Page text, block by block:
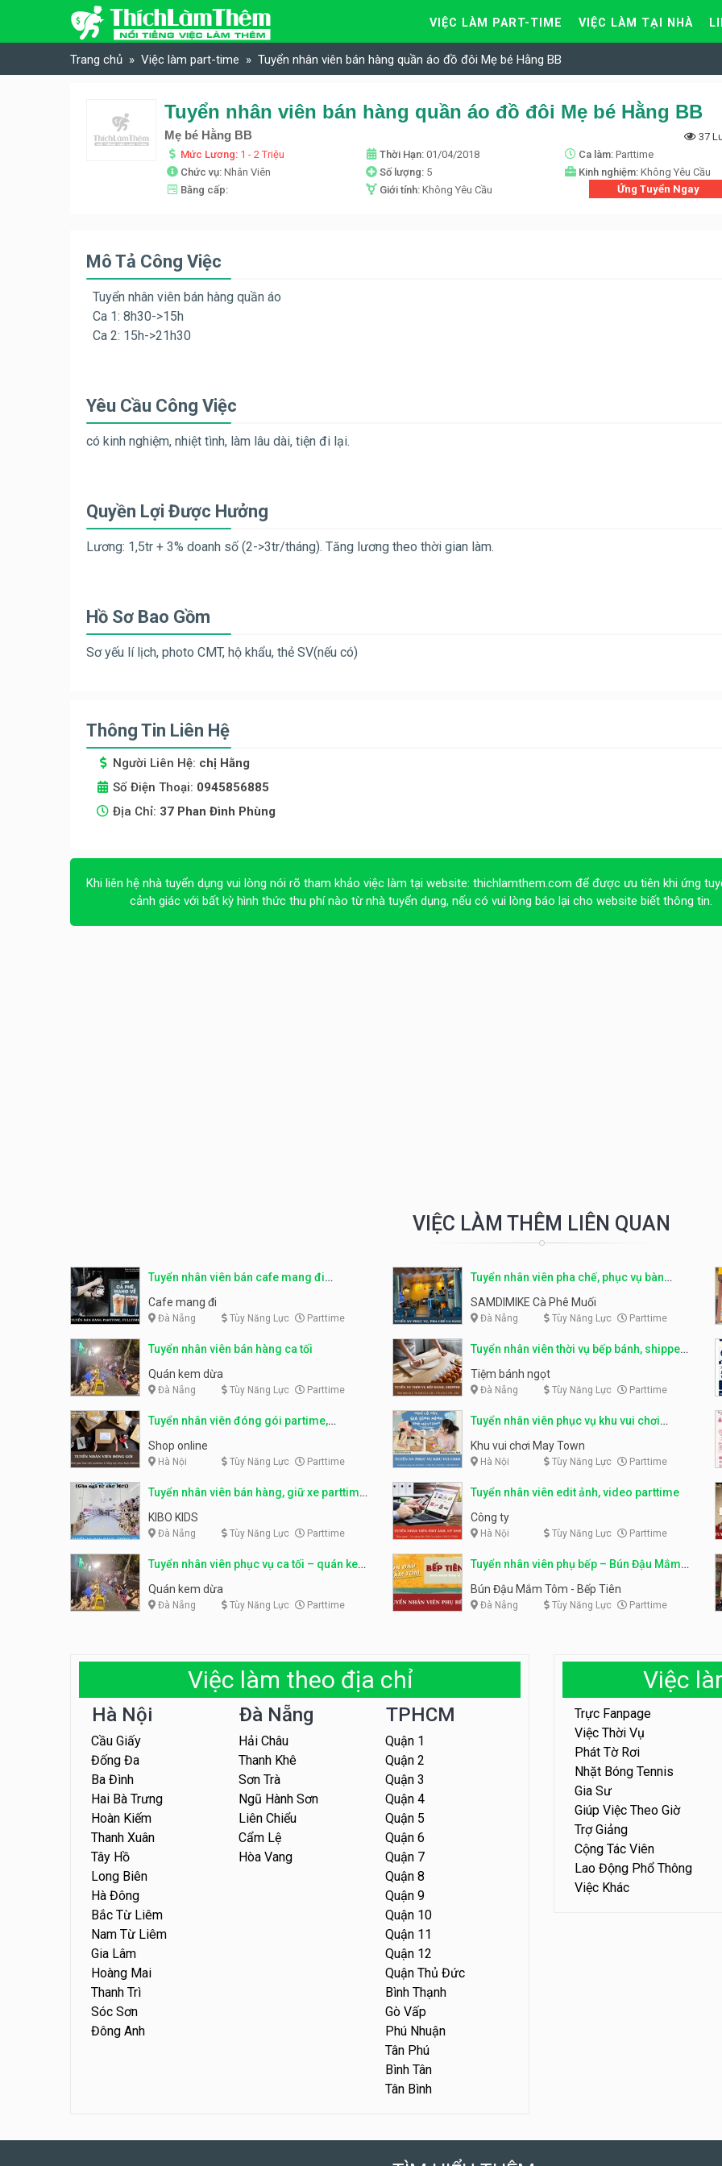
Skip to content
VIỆC LÀM PART-TIME VIỆC LÀM TẠI NHÀ
Trang chủ Việc làm part-time Tuyển nhân viên bán hàng quần áo đồ đôi Mẹ bé Hằng BB
Tuyển nhân viên bán hàng quần áo đồ đôi Mẹ bé Hằng BB
Mẹ bé Hằng BB
37
Mức Lương: 1 - 2 Triệu Thời Hạn: 01/04/2018 Ca làm: Parttime
Chức vụ: Nhân Viên Số lượng: 5 Kinh nghiệm: Không Yêu Cầu
Bằng cấp:
Giới tính: Không Yêu Cầu Ứng Tuyển Ngay
Mô Tả Công Việc
Tuyển nhân viên bán hàng quần áo
Ca 1: 8h30->15h
Ca 2: 15h->21h30
Yêu Cầu Công Việc
có kinh nghiệm, nhiệt tình, làm lâu dài, tiện đi lại.
Quyền Lợi Được Hưởng
Lương: 1,5tr + 3% doanh số (2->3tr/tháng). Tăng lương theo thời gian làm.
Hồ Sơ Bao Gồm
Sơ yếu lí lịch, photo CMT, hộ khẩu, thẻ SV(nếu có)
Thông Tin Liên Hệ
Người Liên Hệ: chị Hằng
Số Điện Thoại: 0945856885
Địa Chỉ: 37 Phan Đình Phùng
Khi liên hệ nhà tuyển dụng vui lòng nói rõ tham khảo việc làm tại website: thichlamthem.com để được ưu tiên khi ứng
cảnh giác với bất kỳ hình thức thu phí nào từ nhà tuyển dụng, nếu có vui lòng báo lại cho website biết thông tin.
VIỆC LÀM THÊM LIÊN QUAN
Tuyển nhân viên bán cafe mang đi
parttime, fulltime
Cafe mang đi
Đà Nẵng Tùy Năng Lực Parttime
Tuyển nhân viên pha chế, phục vụ bàn
parttime
SAMDIMIKE Cà Phê Muối
Đà Nẵng Tùy Năng Lực Parttime
Tuyển nhân viên bán hàng ca tối
Quán kem dừa
Đà Nẵng Tùy Năng Lực Parttime
Tuyển nhân viên thời vụ bếp bánh, shipper
parttime
Tiệm bánh ngọt
Đà Nẵng Tùy Năng Lực Parttime
Tuyển nhân viên đóng gói partime,
fulltime
Shop online
Hà Nội Tùy Năng Lực Parttime
Tuyển nhân viên phục vụ khu vui chơi
parttime linh động
Khu vui chơi May Town
Hà Nội Tùy Năng Lực Parttime
Tuyển nhân viên bán hàng, giữ xe parttime
– Kibo Kid
KIBO KIDS
Đà Nẵng Tùy Năng Lực Parttime
Tuyển nhân viên edit ảnh, video parttime
Công ty
Hà Nội Tùy Năng Lực Parttime
Tuyển nhân viên phục vụ ca tối – quán kem
dừa
Quán kem dừa
Đà Nẵng Tùy Năng Lực Parttime
Tuyển nhân viên phụ bếp – Bún Đậu Mắm
Tôm – Bếp Tiên
Bún Đậu Mắm Tôm - Bếp Tiên
Đà Nẵng Tùy Năng Lực Parttime
Việc làm theo địa chỉ
Hà Nội
Cầu Giấy
Đống Đa
Ba Đình
Hai Bà Trưng
Hoàn Kiếm
Thanh Xuân
Tây Hồ
Long Biên
Hà Đông
Bắc Từ Liêm
Nam Từ Liêm
Gia Lâm
Hoàng Mai
Thanh Trì
Sóc Sơn
Đông Anh
Đà Nẵng
Hải Châu
Thanh Khê
Sơn Trà
Ngũ Hành Sơn
Liên Chiểu
Cẩm Lệ
Hòa Vang
TPHCM
Quận 1
Quận 2
Quận 3
Quận 4
Quận 5
Quận 6
Quận 7
Quận 8
Quận 9
Quận 10
Quận 11
Quận 12
Quận Thủ Đức
Bình Thạnh
Gò Vấp
Phú Nhuận
Tân Phú
Bình Tân
Tân Bình
Việc
Trực Fanpage
Việc Thời Vụ
Phát Tờ Rơi
Nhặt Bóng Tennis
Gia Sư
Giúp Việc Theo Giờ
Trợ Giảng
Cộng Tác Viên
Lao Động Phổ Thông
Việc Khác